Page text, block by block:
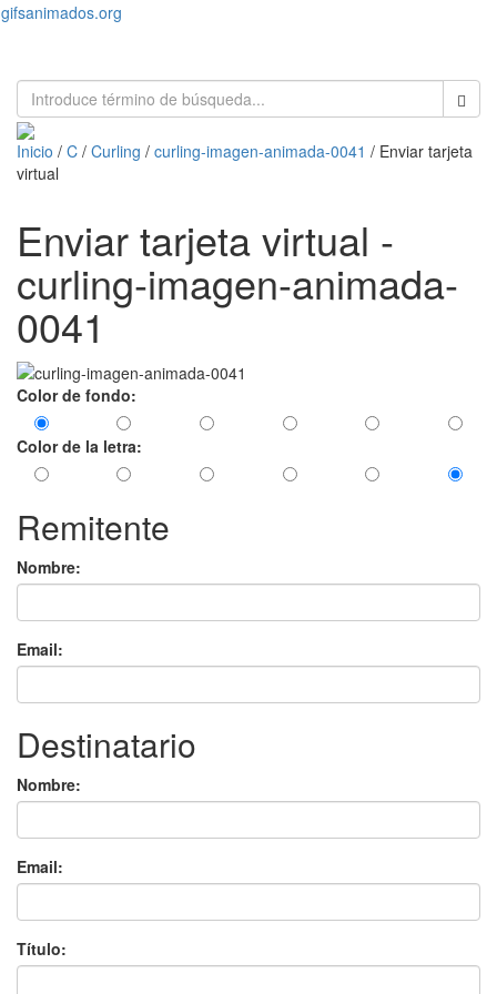
gifsanimados.org
Inicio / C / Curling / curling-imagen-animada-0041 / Enviar tarjeta
virtual
Enviar tarjeta virtual -
curling-imagen-animada-
0041
Color de fondo:
Color de la letra:
Remitente
Nombre:
Email:
Destinatario
Nombre:
Email:
Título: